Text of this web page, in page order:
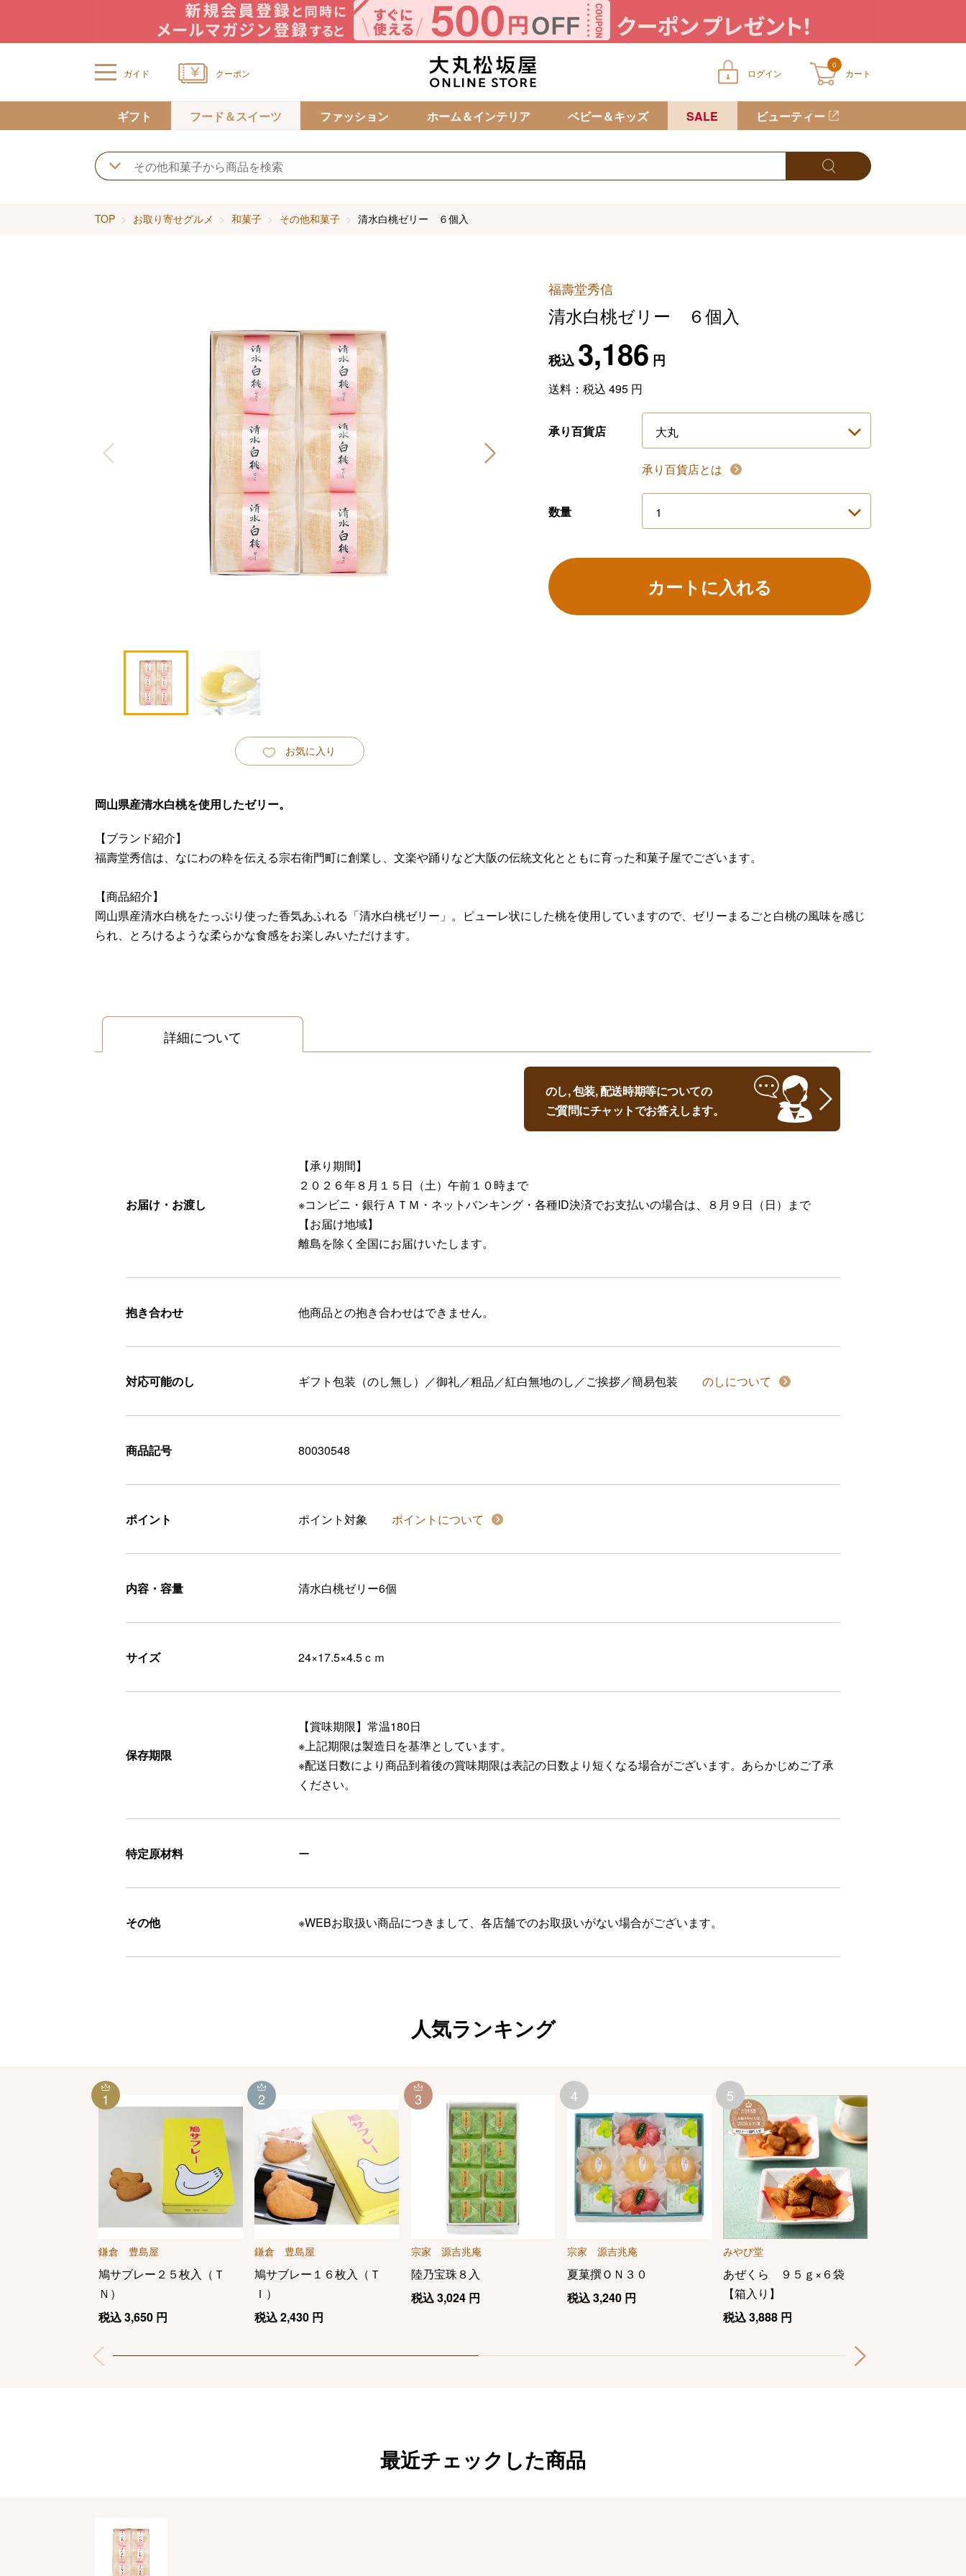
ガイド クーポン ログイン
0
カート
カートに商品が入っていません
ギフト フード＆スイーツ ファッション ホーム＆インテリア ベビー＆キッズ SALE ビューティー
TOP お取り寄せグルメ 和菓子 その他和菓子 清水白桃ゼリー ６個入
お気に入り
福壽堂秀信
清水白桃ゼリー ６個入
税込3,186 円
送料：税込 495円
承り百貨店
承り百貨店とは
数量
カートに入れる
岡山県産清水白桃を使用したゼリー。
【ブランド紹介】
福壽堂秀信は、なにわの粋を伝える宗右衛門町に創業し、文楽や踊りなど大阪の伝統文化とともに育った和菓子屋でございます。
【商品紹介】
岡山県産清水白桃をたっぷり使った香気あふれる「清水白桃ゼリー」。ピューレ状にした桃を使用していますので、ゼリーまるごと白桃の風味を感じ
られ、とろけるような柔らかな食感をお楽しみいただけます。
詳細について
のし, 包装, 配送時期等についての
ご質問にチャットでお答えします。
お届け・お渡し
【承り期間】
２０２６年８月１５日（土）午前１０時まで
※コンビニ・銀行ＡＴＭ・ネットバンキング・各種ID決済でお支払いの場合は、８月９日（日）まで
【お届け地域】
離島を除く全国にお届けいたします。
抱き合わせ 他商品との抱き合わせはできません。
対応可能のし ギフト包装（のし無し）／御礼／粗品／紅白無地のし／ご挨拶／簡易包装 のしについて
商品記号 80030548
ポイント ポイント対象 ポイントについて
内容・容量 清水白桃ゼリー6個
サイズ 24×17.5×4.5ｃｍ
保存期限
【賞味期限】常温180日
※上記期限は製造日を基準としています。
※配送日数により商品到着後の賞味期限は表記の日数より短くなる場合がございます。あらかじめご了承
ください。
特定原材料 ー
その他 ※WEBお取扱い商品につきまして、各店舗でのお取扱いがない場合がございます。
人気ランキング
鎌倉 豊島屋
鳩サブレー２５枚入（Ｔ
Ｎ）
税込3,650 円
1
鎌倉 豊島屋
鳩サブレー１６枚入（Ｔ
Ｉ）
税込2,430 円
2
宗家 源吉兆庵
陸乃宝珠８入
税込3,024円
3
宗家 源吉兆庵
夏菓撰ＯＮ３０
税込3,240 円
4
みやび堂
あぜくら ９５ｇ×６袋
【箱入り】
税込3,888 円
5
最近チェックした商品